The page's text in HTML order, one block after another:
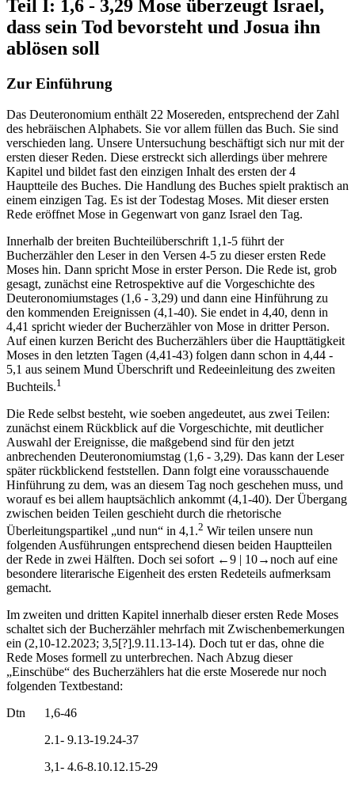
Teil I: 1,6 - 3,29 Mose überzeugt Israel,
dass sein Tod bevorsteht und Josua ihn
ablösen soll
Zur Einführung
Das Deuteronomium enthält 22 Mosereden, entsprechend der Zahl
des hebräischen Alphabets. Sie vor allem füllen das Buch. Sie sind
verschieden lang. Unsere Untersuchung beschäftigt sich nur mit der
ersten dieser Reden. Diese erstreckt sich allerdings über mehrere
Kapitel und bildet fast den einzigen Inhalt des ersten der 4
Hauptteile des Buches. Die Handlung des Buches spielt praktisch an
einem einzigen Tag. Es ist der Todestag Moses. Mit dieser ersten
Rede eröffnet Mose in Gegenwart von ganz Israel den Tag.
Innerhalb der breiten Buchteilüberschrift 1,1-5 führt der
Bucherzähler den Leser in den Versen 4-5 zu dieser ersten Rede
Moses hin. Dann spricht Mose in erster Person. Die Rede ist, grob
gesagt, zunächst eine Retrospektive auf die Vorgeschichte des
Deuteronomiumstages (1,6 - 3,29) und dann eine Hinführung zu
den kommenden Ereignissen (4,1-40). Sie endet in 4,40, denn in
4,41 spricht wieder der Bucherzähler von Mose in dritter Person.
Auf einen kurzen Bericht des Bucherzählers über die Haupttätigkeit
Moses in den letzten Tagen (4,41-43) folgen dann schon in 4,44 -
5,1 aus seinem Mund Überschrift und Redeeinleitung des zweiten
Buchteils.1
Die Rede selbst besteht, wie soeben angedeutet, aus zwei Teilen:
zunächst einem Rückblick auf die Vorgeschichte, mit deutlicher
Auswahl der Ereignisse, die maßgebend sind für den jetzt
anbrechenden Deuteronomiumstag (1,6 - 3,29). Das kann der Leser
später rückblickend feststellen. Dann folgt eine vorausschauende
Hinführung zu dem, was an diesem Tag noch geschehen muss, und
worauf es bei allem hauptsächlich ankommt (4,1-40). Der Übergang
zwischen beiden Teilen geschieht durch die rhetorische
Überleitungspartikel „und nun“ in 4,1.2 Wir teilen unsere nun
folgenden Ausführungen entsprechend diesen beiden Hauptteilen
der Rede in zwei Hälften. Doch sei sofort ←9 | 10→noch auf eine
besondere literarische Eigenheit des ersten Redeteils aufmerksam
gemacht.
Im zweiten und dritten Kapitel innerhalb dieser ersten Rede Moses
schaltet sich der Bucherzähler mehrfach mit Zwischenbemerkungen
ein (2,10-12.2023; 3,5[?].9.11.13-14). Doch tut er das, ohne die
Rede Moses formell zu unterbrechen. Nach Abzug dieser
„Einschübe“ des Bucherzählers hat die erste Moserede nur noch
folgenden Textbestand:
Dtn 1,6-46
2.1- 9.13-19.24-37
3,1- 4.6-8.10.12.15-29